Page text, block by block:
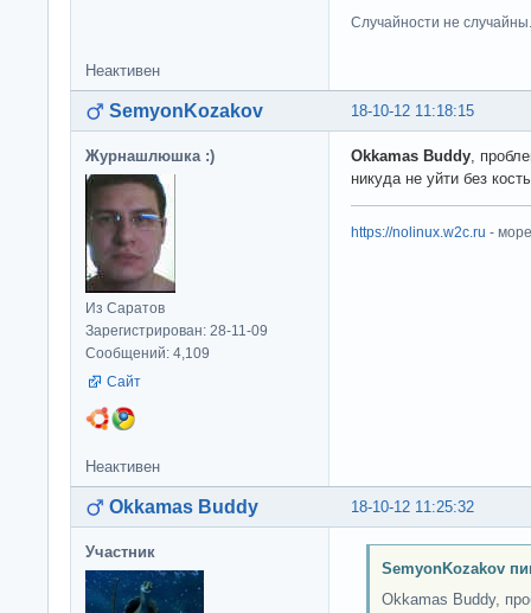
Случайности не случайны.
Неактивен
18-10-12 11:18:15
SemyonKozakov
Журнашлюшка :)
Из Саратов
Зарегистрирован: 28-11-09
Сообщений: 4,109
Сайт
Okkamas Buddy,
никуда не уйти без
https://nolinux.w2c.ru -
Неактивен
18-10-12 11:25:32
Okkamas Buddy
Участник
SemyonKozakov
Okkamas Buddy,